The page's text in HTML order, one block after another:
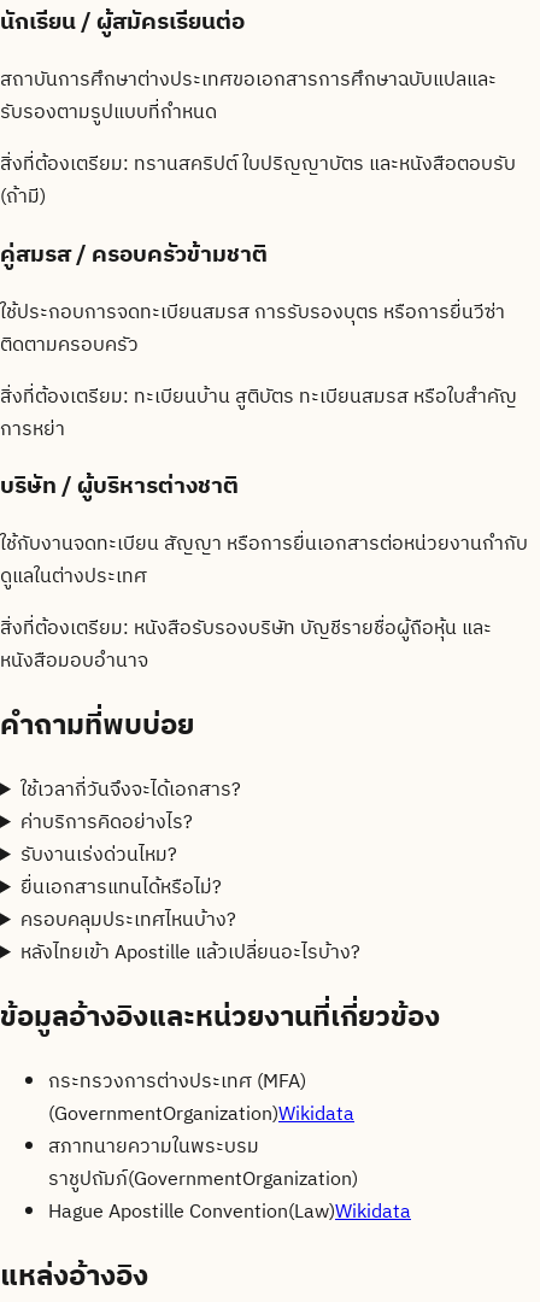
นักเรียน / ผู้สมัครเรียนต่อ
สถาบันการศึกษาต่างประเทศขอเอกสารการศึกษาฉบับแปลและ
รับรองตามรูปแบบที่กำหนด
สิ่งที่ต้องเตรียม: ทรานสคริปต์ ใบปริญญาบัตร และหนังสือตอบรับ
(ถ้ามี)
คู่สมรส / ครอบครัวข้ามชาติ
ใช้ประกอบการจดทะเบียนสมรส การรับรองบุตร หรือการยื่นวีซ่า
ติดตามครอบครัว
สิ่งที่ต้องเตรียม: ทะเบียนบ้าน สูติบัตร ทะเบียนสมรส หรือใบสำคัญ
การหย่า
บริษัท / ผู้บริหารต่างชาติ
ใช้กับงานจดทะเบียน สัญญา หรือการยื่นเอกสารต่อหน่วยงานกำกับ
ดูแลในต่างประเทศ
สิ่งที่ต้องเตรียม: หนังสือรับรองบริษัท บัญชีรายชื่อผู้ถือหุ้น และ
หนังสือมอบอำนาจ
คำถามที่พบบ่อย
ใช้เวลากี่วันจึงจะได้เอกสาร?
ค่าบริการคิดอย่างไร?
รับงานเร่งด่วนไหม?
ยื่นเอกสารแทนได้หรือไม่?
ครอบคลุมประเทศไหนบ้าง?
หลังไทยเข้า Apostille แล้วเปลี่ยนอะไรบ้าง?
ข้อมูลอ้างอิงและหน่วยงานที่เกี่ยวข้อง
กระทรวงการต่างประเทศ (MFA)
(GovernmentOrganization)Wikidata
สภาทนายความในพระบรม
ราชูปถัมภ์(GovernmentOrganization)
Hague Apostille Convention(Law)Wikidata
แหล่งอ้างอิง